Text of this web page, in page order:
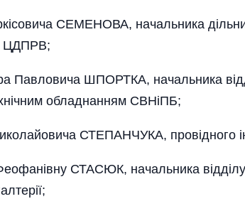
СЕМЕНОВА, начальника
ЦДПРВ;
Павловича ШПОРТКА, начальника
обладнанням СВНіПБ;
СТЕПАНЧУКА, провідного
СТАСЮК, начальника відділу